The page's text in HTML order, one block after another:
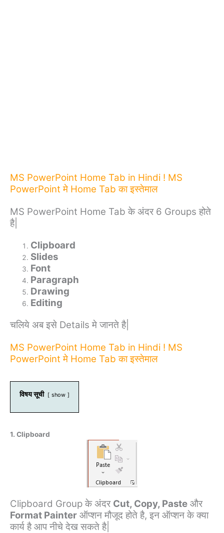
MS PowerPoint Home Tab in Hindi ! MS
PowerPoint मे Home Tab का इस्तेमाल
MS PowerPoint Home Tab के अंदर 6 Groups होते
है|
Clipboard
Slides
Font
Paragraph
Drawing
Editing
चलिये अब इसे Details मे जानते है|
MS PowerPoint Home Tab in Hindi ! MS
PowerPoint मे Home Tab का इस्तेमाल
विषय सूची show
1. Clipboard
Clipboard Group के अंदर Cut, Copy, Paste और
Format Painter ऑप्शन मौजूद होते है, इन ऑप्शन के क्या
कार्य है आप नीचे देख सकते है|